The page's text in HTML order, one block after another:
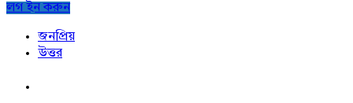
Sidebar
লগ ইন করুন
জনপ্রিয়
উত্তর